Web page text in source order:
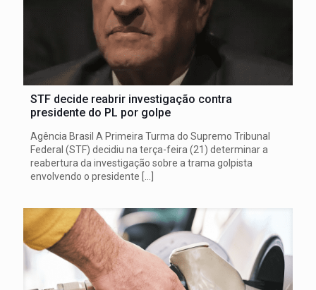
STF decide reabrir investigação contra
presidente do PL por golpe
Agência Brasil A Primeira Turma do Supremo Tribunal
Federal (STF) decidiu na terça-feira (21) determinar a
reabertura da investigação sobre a trama golpista
envolvendo o presidente